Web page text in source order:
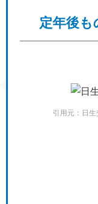
定年後も
引用元：日生